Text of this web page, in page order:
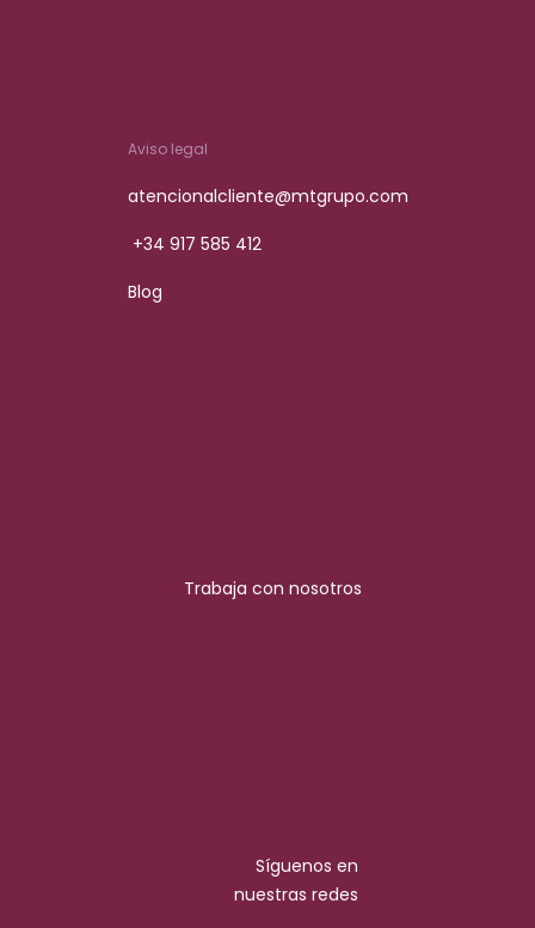
Aviso legal
atencionalcliente@mtgrupo.com
+34 917 585 412
Blog
Trabaja con nosotros
Síguenos en
nuestras redes